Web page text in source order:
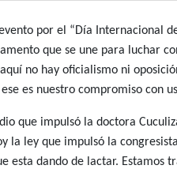
por el “Día Internacional
que se une para luchar
no hay oficialismo ni
es nuestro compromiso con
que impulsó la doctora
la ley que impulsó la
esta dando de lactar. Estamos